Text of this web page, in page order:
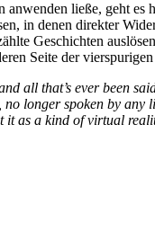
ließe, geht
in denen direkter
Geschichten
Seite der
all that’s ever been
longer spoken by any
as a kind of virtual